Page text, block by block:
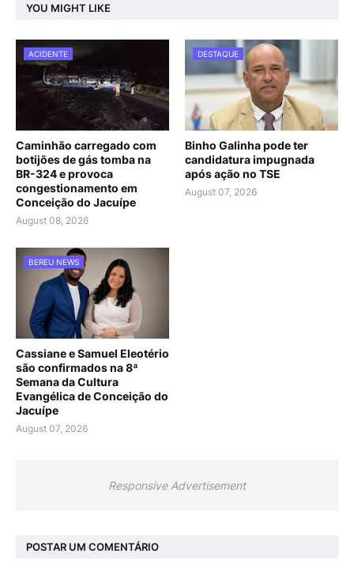
YOU MIGHT LIKE
ACIDENTE
Caminhão carregado com
botijões de gás tomba na
BR-324 e provoca
congestionamento em
Conceição do Jacuípe
August 08, 2026
DESTAQUE
Binho Galinha pode ter
candidatura impugnada
após ação no TSE
August 07, 2026
BEREU NEWS
Cassiane e Samuel Eleotério
são confirmados na 8ª
Semana da Cultura
Evangélica de Conceição do
Jacuípe
August 07, 2026
Responsive Advertisement
POSTAR UM COMENTÁRIO